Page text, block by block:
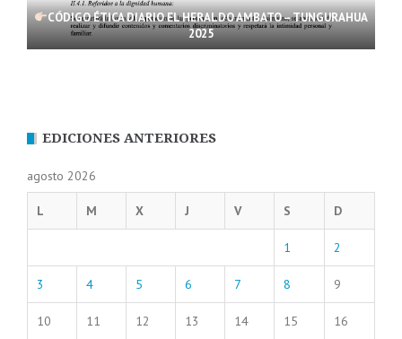
CÓDIGO ÉTICA DIARIO EL HERALDO AMBATO – TUNGURAHUA
2025
EDICIONES ANTERIORES
agosto 2026
L M X J V S D
1 2
3 4 5 6 7 8 9
10 11 12 13 14 15 16